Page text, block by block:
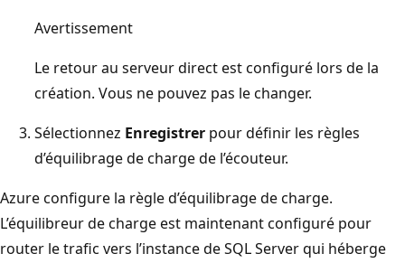
Avertissement
Le retour au serveur direct est configuré lors de la
création. Vous ne pouvez pas le changer.
Sélectionnez Enregistrer pour définir les règles
d’équilibrage de charge de l’écouteur.
Azure configure la règle d’équilibrage de charge.
L’équilibreur de charge est maintenant configuré pour
router le trafic vers l’instance de SQL Server qui héberge